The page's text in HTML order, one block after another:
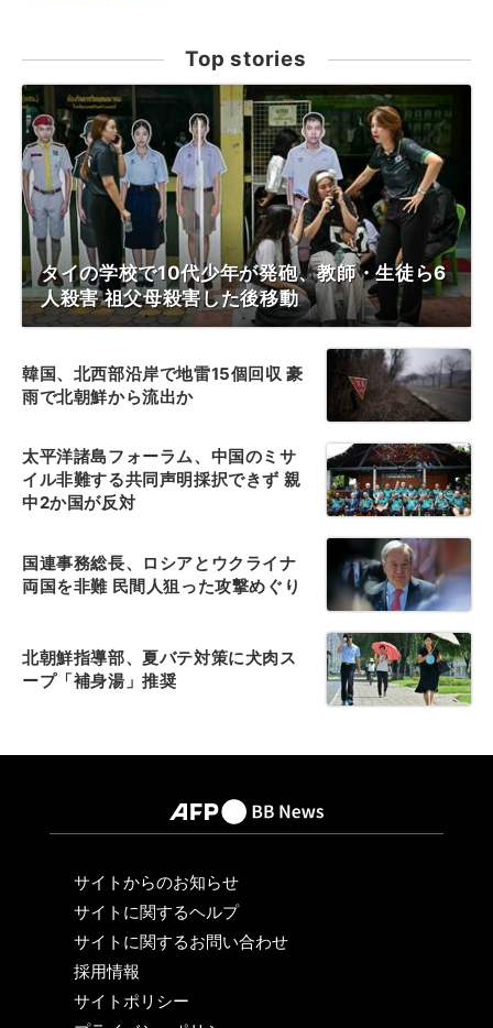
Top stories
タイの学校で10代少年が発砲、教師・生徒ら6
人殺害 祖父母殺害した後移動
韓国、北西部沿岸で地雷15個回収 豪
雨で北朝鮮から流出か
太平洋諸島フォーラム、中国のミサ
イル非難する共同声明採択できず 親
中2か国が反対
国連事務総長、ロシアとウクライナ
両国を非難 民間人狙った攻撃めぐり
北朝鮮指導部、夏バテ対策に犬肉ス
ープ「補身湯」推奨
サイトからのお知らせ
サイトに関するヘルプ
サイトに関するお問い合わせ
採用情報
サイトポリシー